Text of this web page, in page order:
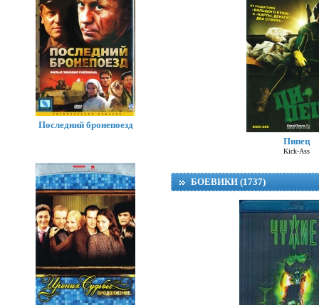
Пипец
Kick-Ass
БОЕВИКИ (1737)
Последний бронепоезд